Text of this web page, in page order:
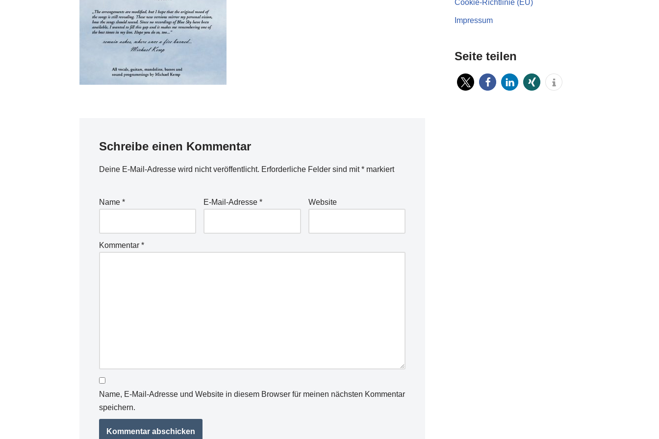
Schreibe einen Kommentar
Deine E-Mail-Adresse wird nicht veröffentlicht. Erforderliche Felder sind mit* markiert
Name * E-Mail-Adresse* Website
Kommentar *
Name, E-Mail-Adresse und Website in diesem Browser für meinen nächsten Kommentar
speichern.
Cookie-Richtlinie (EU)
Impressum
Seite teilen